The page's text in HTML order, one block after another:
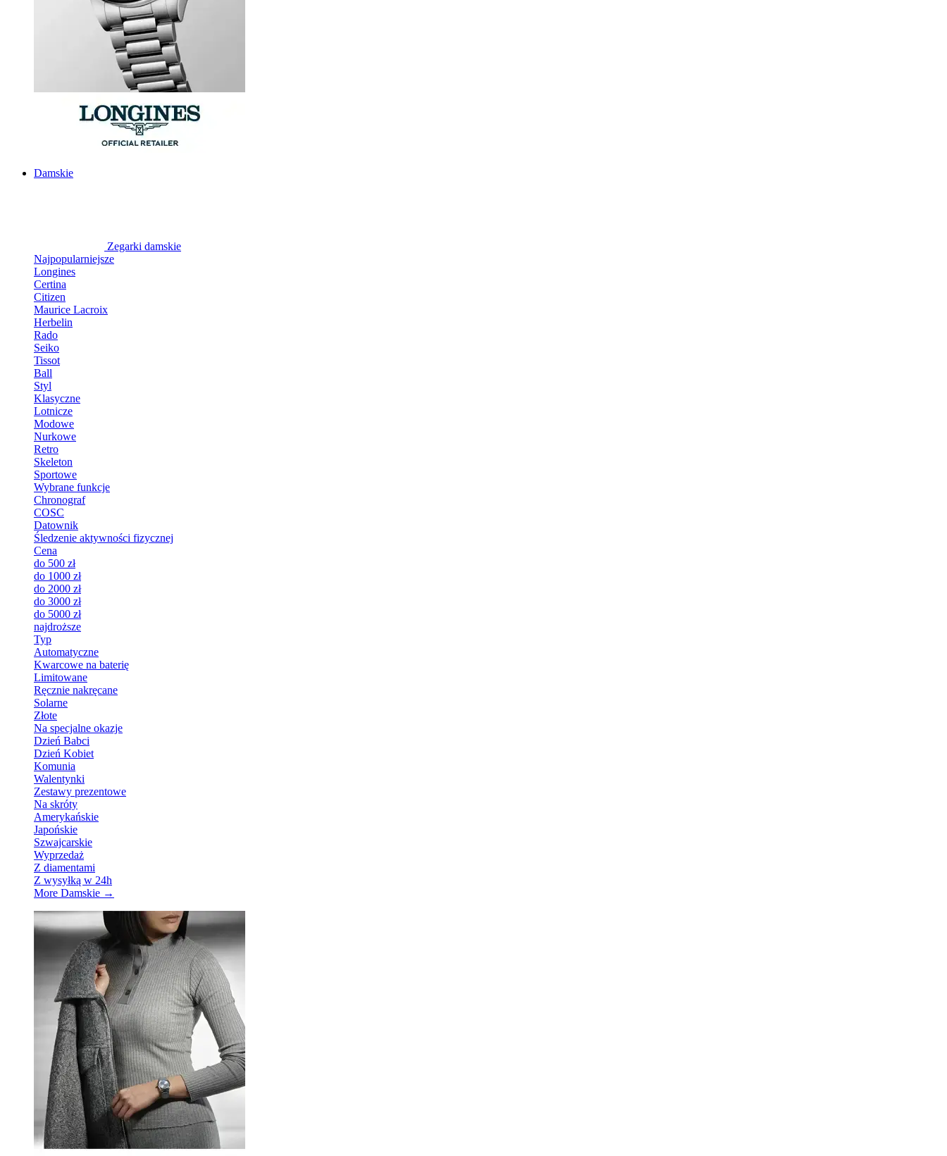
Damskie
Zegarki damskie
Najpopularniejsze
Longines
Certina
Citizen
Maurice Lacroix
Herbelin
Rado
Seiko
Tissot
Ball
Styl
Klasyczne
Lotnicze
Modowe
Nurkowe
Retro
Skeleton
Sportowe
Wybrane funkcje
Chronograf
COSC
Datownik
Śledzenie aktywności fizycznej
Cena
do 500 zł
do 1000 zł
do 2000 zł
do 3000 zł
do 5000 zł
najdroższe
Typ
Automatyczne
Kwarcowe na baterię
Limitowane
Ręcznie nakręcane
Solarne
Złote
Na specjalne okazje
Dzień Babci
Dzień Kobiet
Komunia
Walentynki
Zestawy prezentowe
Na skróty
Amerykańskie
Japońskie
Szwajcarskie
Wyprzedaż
Z diamentami
Z wysyłką w 24h
More Damskie →